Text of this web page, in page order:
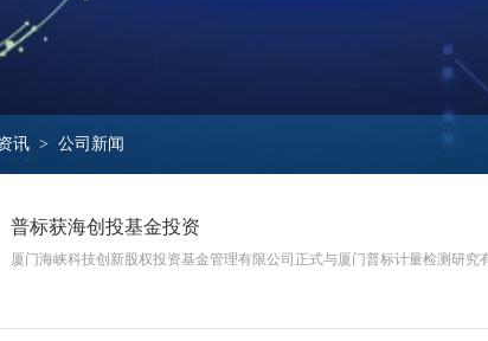
讯 > 公司新闻
普标获海创投基金投资
厦门海峡科技创新股权投资基金管理有限公司正式与厦门普标计量检测研究